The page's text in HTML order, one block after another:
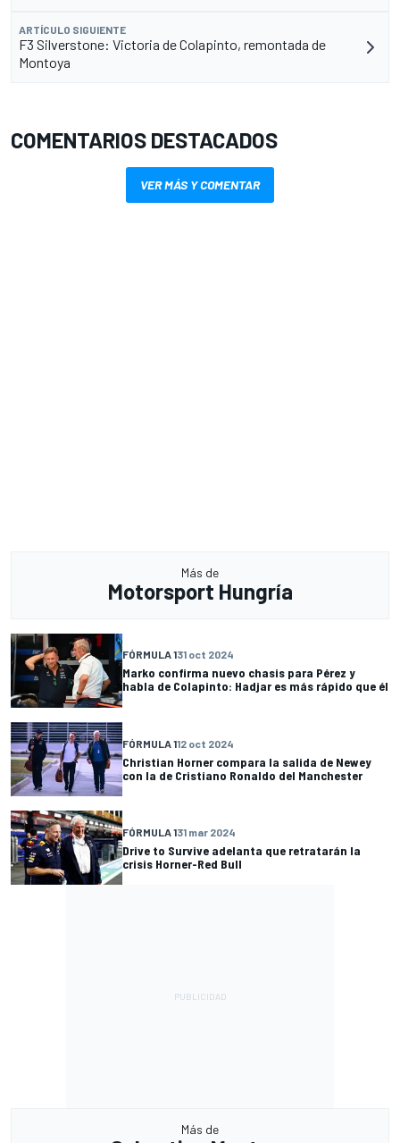
ARTÍCULO SIGUIENTE
F3 Silverstone: Victoria de Colapinto, remontada de
Montoya
COMENTARIOS DESTACADOS
VER MÁS Y COMENTAR
Más de
Motorsport Hungría
FÓRMULA 131 oct 2024
Marko confirma nuevo chasis para Pérez y
habla de Colapinto: Hadjar es más rápido que él
FÓRMULA 112 oct 2024
Christian Horner compara la salida de Newey
con la de Cristiano Ronaldo del Manchester
FÓRMULA 131 mar 2024
Drive to Survive adelanta que retratarán la
crisis Horner-Red Bull
Más de